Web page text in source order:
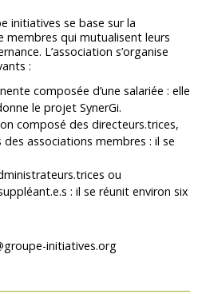
initiatives se base sur la
membres qui mutualisent leurs
L’association s’organise
:
composée d’une salariée : elle
le projet SynerGi.
composé des directeurs.trices,
associations membres : il se
ou
: il se réunit environ six
initiatives.org